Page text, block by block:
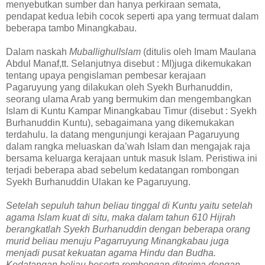
menyebutkan sumber dan hanya perkiraan semata,
pendapat kedua lebih cocok seperti apa yang termuat dalam
beberapa tambo Minangkabau.
Dalam naskah MuballighulIslam (ditulis oleh Imam Maulana
Abdul Manaf,tt. Selanjutnya disebut : MI)juga dikemukakan
tentang upaya pengislaman pembesar kerajaan
Pagaruyung yang dilakukan oleh Syekh Burhanuddin,
seorang ulama Arab yang bermukim dan mengembangkan
Islam di Kuntu Kampar Minangkabau Timur (disebut : Syekh
Burhanuddin Kuntu), sebagaimana yang dikemukakan
terdahulu. Ia datang mengunjungi kerajaan Pagaruyung
dalam rangka meluaskan da’wah Islam dan mengajak raja
bersama keluarga kerajaan untuk masuk Islam. Peristiwa ini
terjadi beberapa abad sebelum kedatangan rombongan
Syekh Burhanuddin Ulakan ke Pagaruyung.
Setelah sepuluh tahun beliau tinggal di Kuntu yaitu setelah
agama Islam kuat di situ, maka dalam tahun 610 Hijrah
berangkatlah Syekh Burhanuddin dengan beberapa orang
murid beliau menuju Pagarruyung Minangkabau juga
menjadi pusat kekuatan agama Hindu dan Budha.